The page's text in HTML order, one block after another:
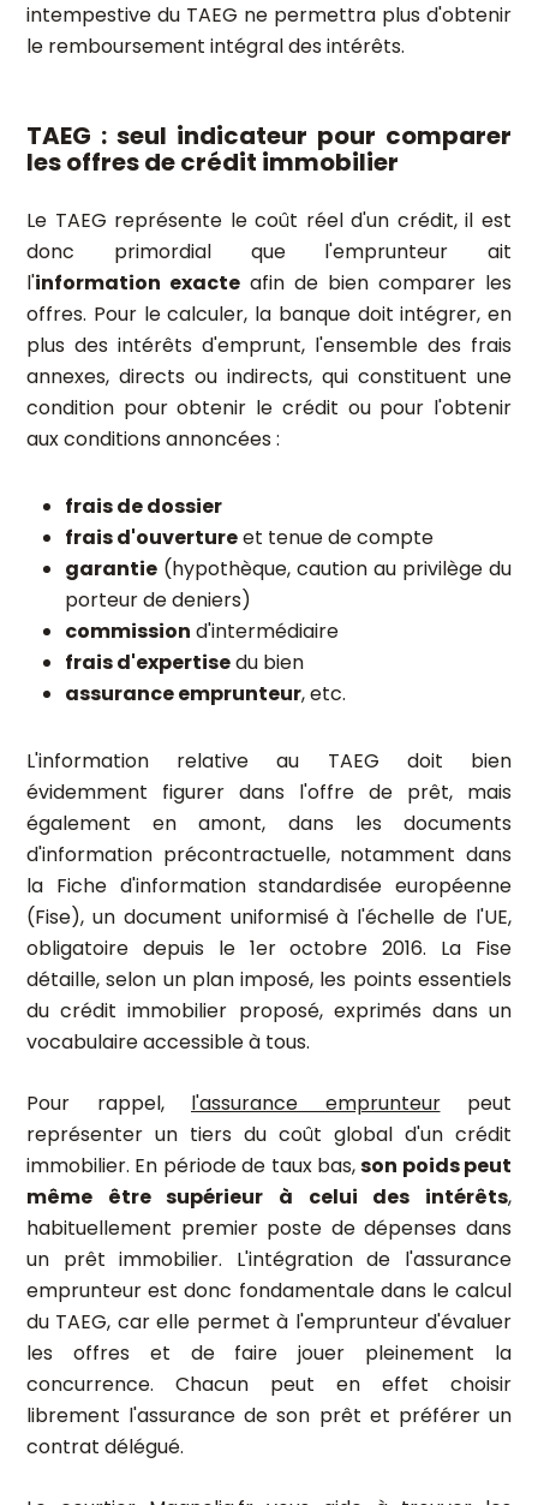
intempestive du TAEG ne permettra plus d'obtenir
le remboursement intégral des intérêts.
TAEG : seul indicateur pour comparer
les offres de crédit immobilier
Le TAEG représente le coût réel d'un crédit, il est
donc primordial que l'emprunteur ait
l'information exacte afin de bien comparer les
offres. Pour le calculer, la banque doit intégrer, en
plus des intérêts d'emprunt, l'ensemble des frais
annexes, directs ou indirects, qui constituent une
condition pour obtenir le crédit ou pour l'obtenir
aux conditions annoncées :
frais de dossier
frais d'ouvertureet tenue de compte
garantie (hypothèque, caution au privilège du
porteur de deniers)
commission d'intermédiaire
frais d'expertisedu bien
assurance emprunteur, etc.
L'information relative au TAEG doit bien
évidemment figurer dans l'offre de prêt, mais
également en amont, dans les documents
d'information précontractuelle, notamment dans
la Fiche d'information standardisée européenne
(Fise), un document uniformisé à l'échelle de l'UE,
obligatoire depuis le 1er octobre 2016. La Fise
détaille, selon un plan imposé, les points essentiels
du crédit immobilier proposé, exprimés dans un
vocabulaire accessible à tous.
Pour rappel, l'assurance emprunteurpeut
représenter un tiers du coût global d'un crédit
immobilier. En période de taux bas,son poids peut
même être supérieur à celui des intérêts,
habituellement premier poste de dépenses dans
un prêt immobilier. L'intégration de l'assurance
emprunteur est donc fondamentale dans le calcul
du TAEG, car elle permet à l'emprunteur d'évaluer
les offres et de faire jouer pleinement la
concurrence. Chacun peut en effet choisir
librement l'assurance de son prêt et préférer un
contrat délégué.